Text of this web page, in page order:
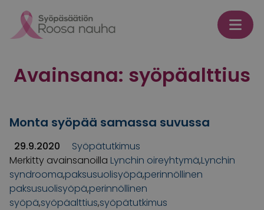
Avainsana: syöpäalttius
Monta syöpää samassa suvussa
29.9.2020
Syöpätutkimus
Merkitty avainsanoilla Lynchin oireyhtymä,Lynchin
syndrooma,paksusuolisyöpä,perinnöllinen
paksusuolisyöpä,perinnöllinen
syöpä,syöpäalttius,syöpätutkimus